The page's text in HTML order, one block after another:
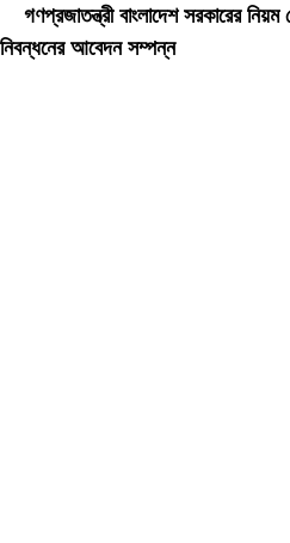
গণপ্রজাতন্ত্রী বাংলাদেশ সরকারের
নিবন্ধনের আবেদন সম্পন্ন